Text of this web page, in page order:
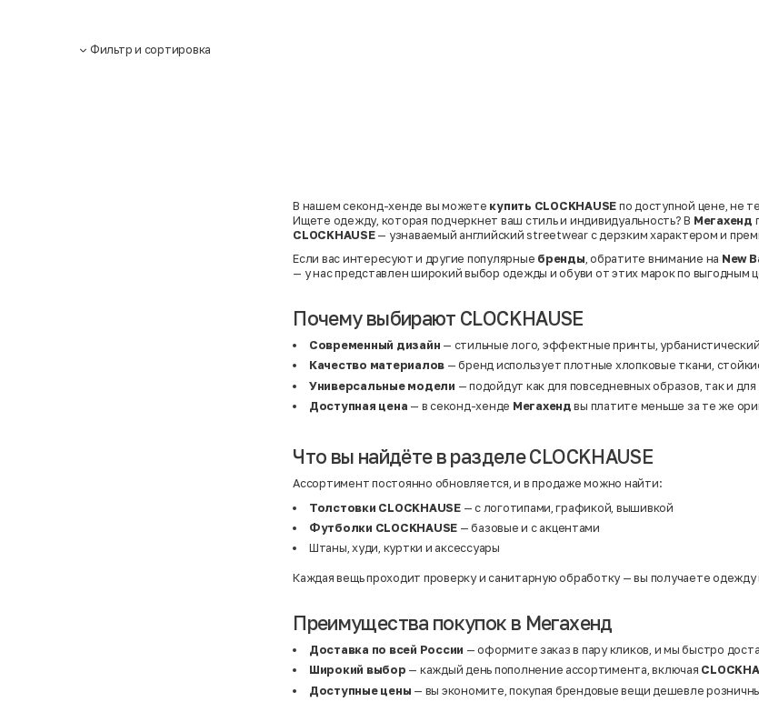
Фильтр и сортировка
В нашем секонд-хенде вы можете купить CLOCKHAUSE по доступной цене, не
Ищете одежду, которая подчеркнет ваш стиль и индивидуальность? В Мегахенд
CLOCKHAUSE— узнаваемый английский streetwear с дерзким характером и
Если вас интересуют и другие популярные бренды, обратите внимание на New
— у нас представлен широкий выбор одежды и обуви от этих марок по выгодным
Почему выбирают CLOCKHAUSE
Современный дизайн — стильные лого, эффектные принты,
Качество материалов — бренд использует плотные хлопковые ткани,
Универсальные модели — подойдут как для повседневных образов, так и
Доступная цена — в секонд-хенде Мегахенд вы платите меньше за те же
Что вы найдёте в разделе CLOCKHAUSE
Ассортимент постоянно обновляется, и в продаже можно найти:
Толстовки CLOCKHAUSE— с логотипами, графикой, вышивкой
Футболки CLOCKHAUSE — базовые и с акцентами
Штаны, худи, куртки и аксессуары
Каждая вещь проходит проверку и санитарную обработку — вы получаете
Преимущества покупок в Мегахенд
Доставка по всей России — оформите заказ в пару кликов, и мы быстро
Широкий выбор — каждый день пополнение ассортимента, включая
Доступные цены — вы экономите, покупая брендовые вещи дешевле